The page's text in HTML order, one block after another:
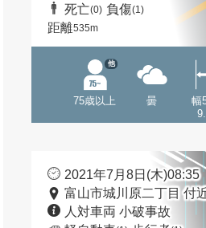
死亡(0) 負傷(1)
距離535m
75歳以上
他
曇
幅
2021年7月8日(木)08:35
富山市城川原二丁目 付
人対車両 小破事故